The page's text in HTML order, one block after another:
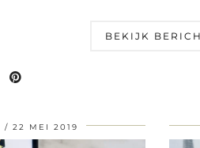
BEKIJK
22 MEI 2019